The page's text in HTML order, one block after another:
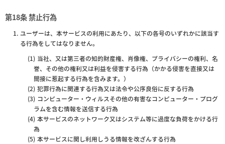
第18条 禁止行為
ユーザーは、本サービスの利用にあたり、以下の各号のいずれかに該当す
る行為をしてはなりません。
当社、又は第三者の知的財産権、肖像権、プライバシーの権利、名
誉、その他の権利又は利益を侵害する行為（かかる侵害を直接又は
間接に惹起する行為を含みます。）
犯罪行為に関連する行為又は法令や公序良俗に反する行為
コンピューター・ウィルスその他の有害なコンピューター・プログ
ラムを含む情報を送信する行為
本サービスのネットワーク又はシステム等に過度な負荷をかける行
為
本サービスに関し利用しうる情報を改ざんする行為